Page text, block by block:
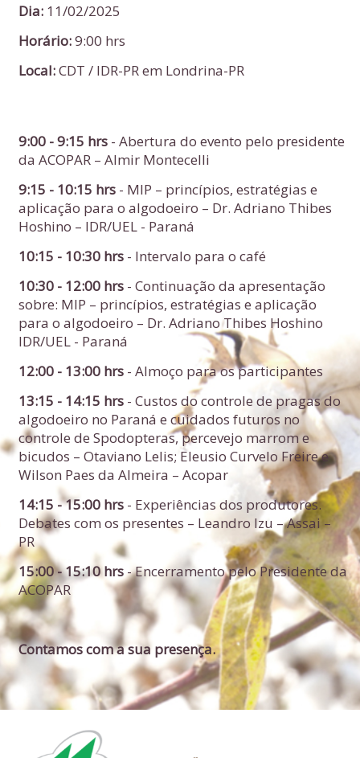
Dia: 11/02/2025
Horário:9:00 hrs
Local:CDT / IDR-PR em Londrina-PR
9:00 - 9:15 hrs -Abertura do evento pelo presidente
da ACOPAR – Almir Montecelli
9:15 - 10:15 hrs - MIP – princípios, estratégias e
aplicação para o algodoeiro – Dr. Adriano Thibes
Hoshino – IDR/UEL - Paraná
10:15 - 10:30 hrs - Intervalo para o café
10:30 - 12:00 hrs - Continuação da apresentação
sobre: MIP – princípios, estratégias e aplicação
para o algodoeiro – Dr. Adriano Thibes Hoshino
IDR/UEL - Paraná
12:00 - 13:00 hrs - Almoço para os participantes
13:15 - 14:15 hrs -Custos do controle de pragas do
algodoeiro no Paraná e cuidados futuros no
controle de Spodopteras, percevejo marrom e
bicudos – Otaviano Lelis; Eleusio Curvelo Freire e
Wilson Paes da Almeira – Acopar
14:15 - 15:00 hrs - Experiências dos produtores.
Debates com os presentes – Leandro Izu – Assai –
PR
15:00 - 15:10 hrs -Encerramento pelo Presidente da
ACOPAR
Contamos com a sua presença.